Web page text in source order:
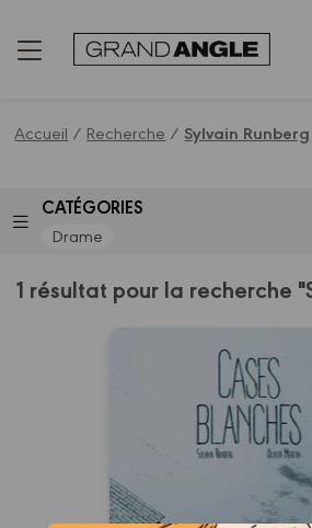
Accueil / Recherche /Sylvain Runberg
CATÉGORIES
Drame
1 résultat pour la recherche
Cases
histoire